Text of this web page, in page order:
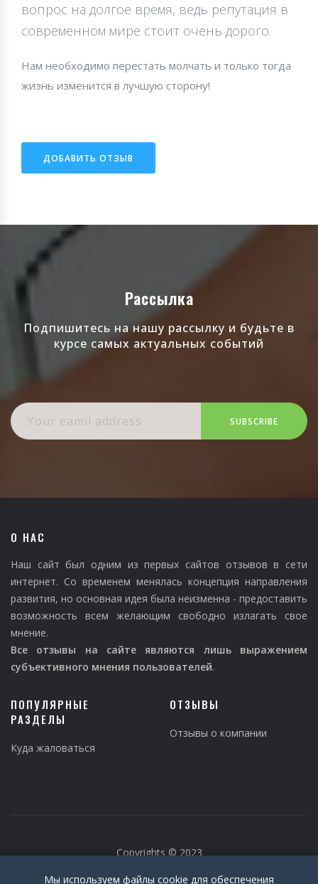
вопрос на долгое время, ведь репутация в
современном мире стоит очень дорого.
Нам необходимо перестать молчать и только тогда
жизнь изменится в лучшую сторону!
ДОБАВИТЬ ОТЗЫВ
Рассылка
Подпишитесь на нашу рассылку и будьте в
курсе самых актуальных событий
SUBSCRIBE
О НАС
Наш сайт был одним из первых сайтов отзывов в сети
интернет. Со временем менялась концепция направления
развития, но основная идея была неизменна - предоставить
возможность всем желающим свободно излагать свое
мнение.
Все отзывы на сайте являются лишь выражением
субъективного мнения пользователей.
ПОПУЛЯРНЫЕ
РАЗДЕЛЫ
Куда жаловаться
ОТЗЫВЫ
Отзывы о компании
Copyrights © 2023
Мы используем файлы cookie для обеспечения